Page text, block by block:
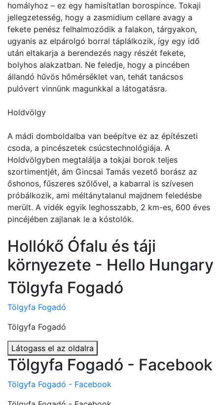
homályhoz – ez egy hamisítatlan borospince. Tokaji
jellegzetesség, hogy a zasmidium cellare avagy a
fekete penész felhalmozódik a falakon, tárgyakon,
ugyanis az elpárolgó borral táplálkozik, így egy idő
után eltakarja a berendezés nagy részét fekete,
bolyhos alakzatban. Ne feledje, hogy a pincében
állandó hűvös hőmérséklet van, tehát tanácsos
pulóvert vinnünk magunkkal a látogatásra.
Holdvölgy
A mádi domboldalba van beépítve ez az építészeti
csoda, a pincészetek csúcstechnológiája. A
Holdvölgyben megtalálja a tokjai borok teljes
szortimentjét, ám Gincsai Tamás vezető borász az
őshonos, fűszeres szőlővel, a kabarral is szívesen
próbálkozik, ami méltánytalanul majdnem feledésbe
merült. A vidék egyik leghosszabb, 2 km-es, 600 éves
pincéjében zajlanak le a kóstolók.
Hollókő Ófalu és táji
környezete - Hello Hungary
Tölgyfa Fogadó
Tölgyfa Fogadó
Tölgyfa Fogadó
Látogass el az oldalra
Tölgyfa Fogadó - Facebook
Tölgyfa Fogadó - Facebook